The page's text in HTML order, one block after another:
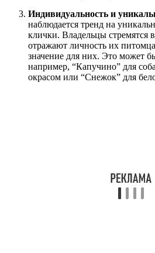
Индивидуальность и
наблюдается тренд на
клички. Владельцы стремятся
отражают личность их
значение для них. Это может
например, “Капучино” для
окрасом или “Снежок” для